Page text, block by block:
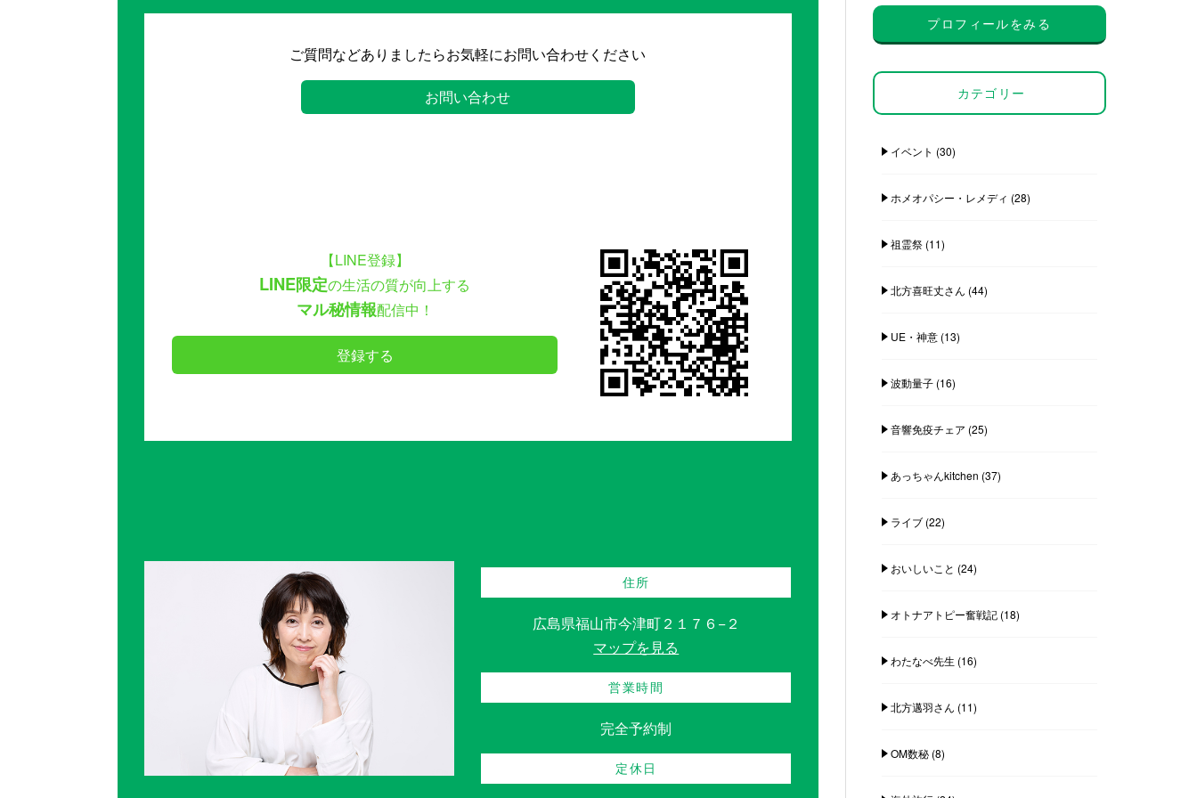
ご質問などありましたらお気軽にお問い合わせください
お問い合わせ
【LINE登録】
LINE限定の生活の質が向上する
マル秘情報配信中！
登録する
住所
広島県福山市今津町２１７６−２
マップを見る
営業時間
完全予約制
定休日
プロフィールをみる
カテゴリー
イベント (30)
ホメオパシー・レメディ (28)
祖霊祭(11)
北方喜旺丈さん (44)
UE・神意(13)
波動量子(16)
音響免疫チェア (25)
あっちゃんkitchen (37)
ライブ(22)
おいしいこと (24)
オトナアトピー奮戦記(18)
わたなべ先生 (16)
北方邁羽さん (11)
OM数秘(8)